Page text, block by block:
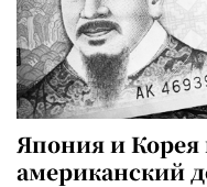
Япония и Корея
американский